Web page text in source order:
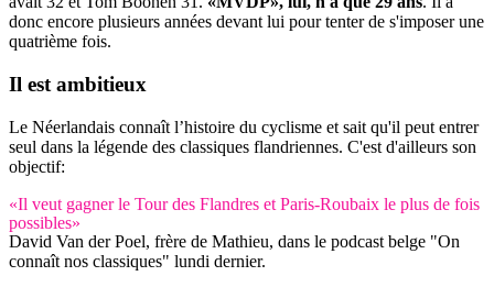
donc encore plusieurs années devant lui pour tenter de s'imposer une
quatrième fois.
Il est ambitieux
Le Néerlandais connaît l’histoire du cyclisme et sait qu'il peut entrer
seul dans la légende des classiques flandriennes. C'est d'ailleurs son
objectif:
«Il veut gagner le Tour des Flandres et Paris-Roubaix le plus de fois
possibles»
David Van der Poel, frère de Mathieu, dans le podcast belge "On
connaît nos classiques" lundi dernier.